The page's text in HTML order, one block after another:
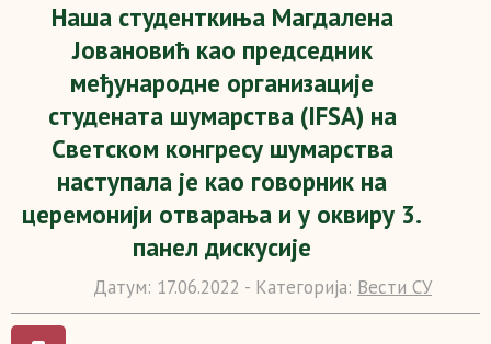
Наша студенткиња Магдалена
Јовановић као председник
међународне организације
студената шумарства (IFSA) на
Светском конгресу шумарства
наступала је као говорник на
церемонији отварања и у оквиру 3.
панел дискусије
Датум: 17.06.2022 - Категорија: Вести СУ